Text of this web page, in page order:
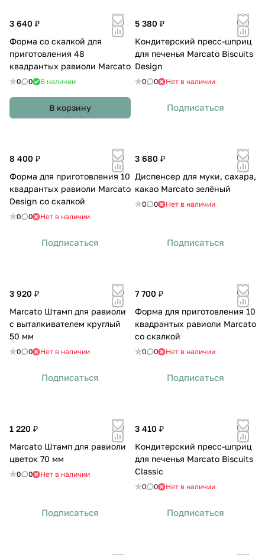
3 640 ₽
Форма со скалкой для
приготовления 48
квадрантых равиоли Marcato
0 0 В наличии
В корзину
5 380 ₽
Кондитерский пресс-шприц
для печенья Marcato Biscuits
Design
0 0 Нет в наличии
Подписаться
8 400 ₽
Форма для приготовления 10
квадрантых равиоли Marcato
Design со скалкой
0 0 Нет в наличии
Подписаться
3 680 ₽
Диспенсер для муки, сахара,
какао Marcato зелёный
0 0 Нет в наличии
Подписаться
3 920 ₽
Marcato Штамп для равиоли
с выталкивателем круглый
50 мм
0 0 Нет в наличии
Подписаться
7 700 ₽
Форма для приготовления 10
квадрантых равиоли Marcato
со скалкой
0 0 Нет в наличии
Подписаться
1 220 ₽
Marcato Штамп для равиоли
цветок 70 мм
0 0 Нет в наличии
Подписаться
3 410 ₽
Кондитерский пресс-шприц
для печенья Marcato Biscuits
Classic
0 0 Нет в наличии
Подписаться